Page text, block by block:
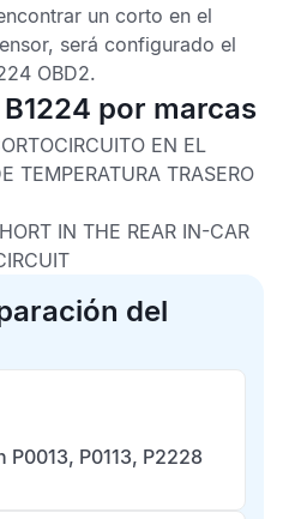
un corto en el
será configurado el
OBD2.
por marcas
EN EL
TEMPERATURA TRASERO
IN THE REAR IN-CAR
del
P0013, P0113, P2228